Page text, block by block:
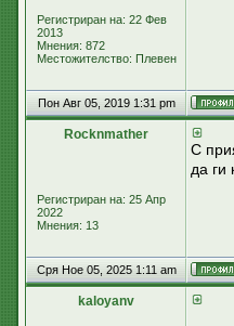
Регистриран на: 22 Фев
2013
Мнения: 872
Местожителство: Плевен
Пон Авг 05, 2019 1:31 pm
Rocknmather
Регистриран на: 25 Апр
2022
Мнения: 13
С
да ги
Сря Ное 05, 2025 1:11 am
kaloyanv